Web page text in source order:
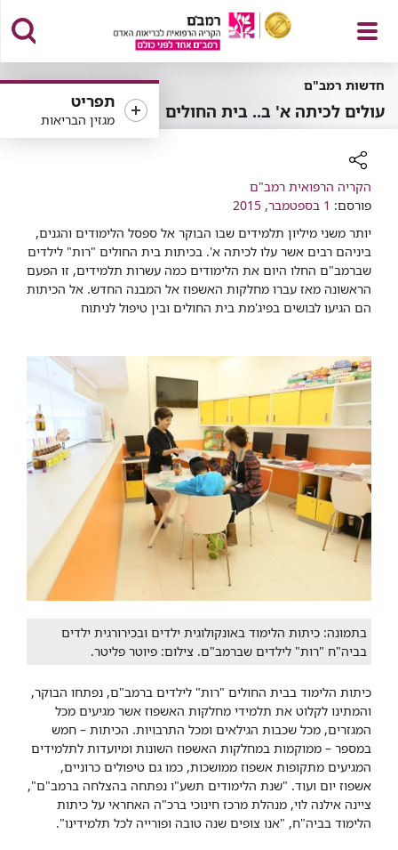
פתח
תפריט
תפריט
מגזין הבריאות
חדשות רמב"ם
עולים לכיתה א' ב.. בית החולים
רכיב
שיתוף
הקריה הרפואית רמב"ם
פורסם: 1 בספטמבר, 2015
יותר משני מיליון תלמידים שבו הבוקר אל ספסל הלימודים והגנים,
ביניהם רבים אשר עלו לכיתה א'. בכיתות בית החולים "רות" לילדים
שברמב"ם החלו היום את הלימודים כמה עשרות תלמידים, זו הפעם
הראשונה מאז עברו מחלקות האשפוז אל המבנה החדש. אל הכיתות
הם הגיעו לבושים בפיג'מת בית החולים ובין טיפול לניתוח
בתמונה: כיתות הלימוד באונקולוגית ילדים ובכירורגית ילדים
בביה"ח "רות" לילדים שברמב"ם. צילום: פיוטר פליטר.
כיתות הלימוד בבית החולים "רות" לילדים ברמב"ם, נפתחו הבוקר,
והמתינו לקלוט את תלמידי מחלקות האשפוז אשר מגיעים מכל
המגזרים, מכל שכבות הגילאים ומכל התרבויות. הכיתות – חמש
במספר – ממוקמות במחלקות האשפוז השונות ומיועדות לתלמידים
המגיעים מתקופות אשפוז ממושכות, כמו גם טיפולים כרוניים,
אשפוז יום ועוד. "שנת הלימודים תשע"ו נפתחה בהצלחה ברמב"ם",
ציינה אילנה לוי, מנהלת מרכז חינוכי ברכ"ה האחראי על כיתות
הלימוד בביה"ח, "אנו צופים שנה טובה ופורייה לכל תלמידינו".